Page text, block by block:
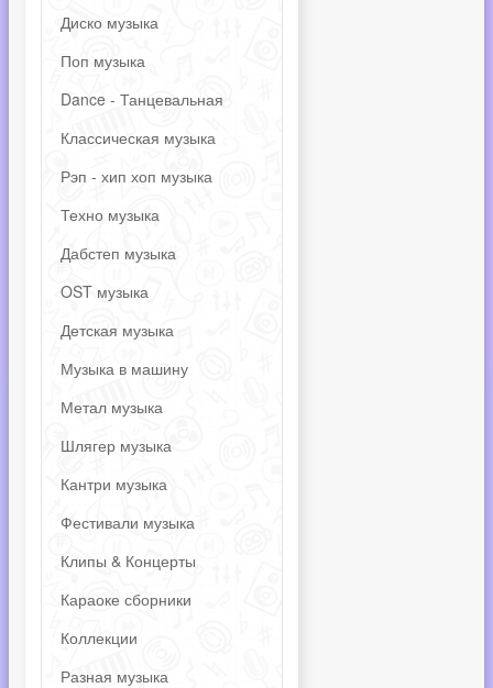
Диско музыка
Поп музыка
Dance - Танцевальная
Классическая музыка
Рэп - хип хоп музыка
Техно музыка
Дабстеп музыка
OST музыка
Детская музыка
Музыка в машину
Метал музыка
Шлягер музыка
Кантри музыка
Фестивали музыка
Клипы & Концерты
Караоке сборники
Коллекции
Разная музыка